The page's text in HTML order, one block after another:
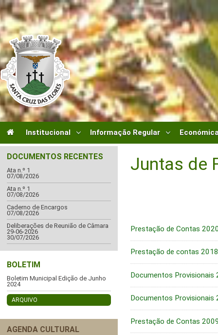
Institucional Informação Regular
DOCUMENTOS RECENTES
Ata n.º 1
07/08/2026
Ata n.º 1
07/08/2026
Caderno de Encargos
07/08/2026
Deliberações de Reunião de Câmara
29-06-2026
30/07/2026
BOLETIM
Boletim Municipal Edição de Junho
2024
ARQUIVO
AGENDA CULTURAL
Juntas de
Prestação de Contas
Prestação de contas 2018
Documentos Provisionais
Documentos Provisionais
Prestação de Contas